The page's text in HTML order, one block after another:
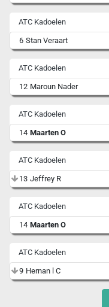
ATC Kadoelen
6 Stan Veraart
ATC Kadoelen
12 Maroun Nader
ATC Kadoelen
14 Maarten O
ATC Kadoelen
13 Jeffrey R
ATC Kadoelen
14 Maarten O
ATC Kadoelen
9 Hernan l C